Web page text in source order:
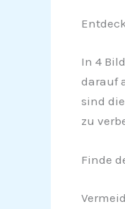
In 4
darauf
sind
zu
Finde